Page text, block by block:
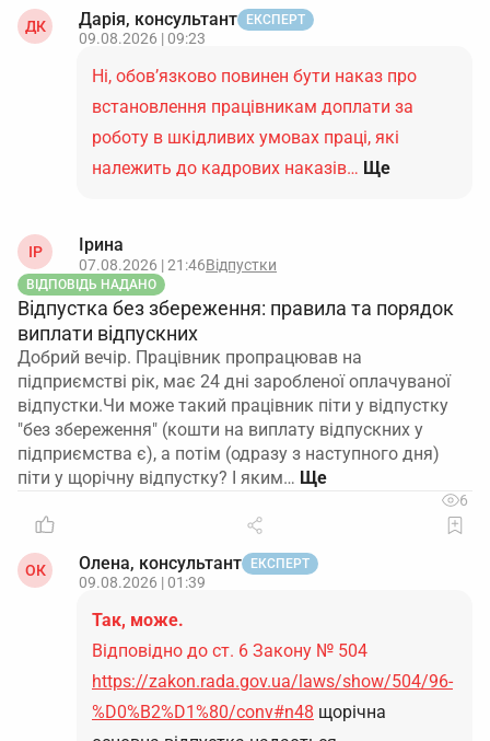
ДК Дарія, консультант ЕКСПЕРТ
09.08.2026 | 09:23
Ні, обов’язково повинен бути наказ про
встановлення працівникам доплати за
роботу в шкідливих умовах праці, які
належить до кадрових наказів… Ще
ІР Ірина
07.08.2026 | 21:46Відпустки
ВІДПОВІДЬ НАДАНО
Відпустка без збереження: правила та порядок
виплати відпускних
Добрий вечір. Працівник пропрацював на
підприємстві рік, має 24 дні заробленої оплачуваної
відпустки.Чи може такий працівник піти у відпустку
"без збереження" (кошти на виплату відпускних у
підприємства є), а потім (одразу з наступного дня)
піти у щорічну відпустку? І яким…
6
ОК Олена, консультант ЕКСПЕРТ
09.08.2026 | 01:39
Так, може.
Відповідно до ст. 6 Закону № 504
https://zakon.rada.gov.ua/laws/show/504/96-
%D0%B2%D1%80/conv#n48 щорічна